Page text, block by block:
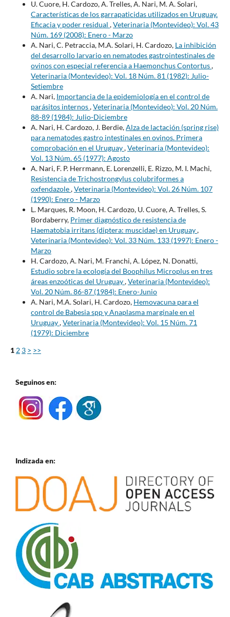
U. Cuore, H. Cardozo, A. Trelles, A. Nari, M. A. Solari,
Características de los garrapaticidas utilizados en Uruguay.
Eficacia y poder residual ,Veterinaria (Montevideo): Vol. 43
Núm. 169 (2008): Enero - Marzo
A. Nari, C. Petraccia, M.A. Solari, H. Cardozo, La inhibición
del desarrollo larvario en nematodes gastrointestinales de
ovinos con especial referencia a Haemonchus Contortus,
Veterinaria (Montevideo): Vol. 18 Núm. 81 (1982): Julio-
Setiembre
A. Nari, Importancia de la epidemiología en el control de
parásitos internos,Veterinaria (Montevideo): Vol. 20 Núm.
88-89 (1984): Julio-Diciembre
A. Nari, H. Cardozo, J. Berdie,Alza de lactación (spring rise)
para nematodes gastro intestinales en ovinos. Primera
comprobación en el Uruguay,Veterinaria (Montevideo):
Vol. 13 Núm. 65 (1977): Agosto
A. Nari, F. P. Herrmann, E. Lorenzelli, E. Rizzo, M. I. Machi,
Resistencia de Trichostrongylus colubriformes a
oxfendazole,Veterinaria (Montevideo): Vol. 26 Núm. 107
(1990): Enero - Marzo
L. Marques, R. Moon, H. Cardozo, U. Cuore, A. Trelles, S.
Bordaberry, Primer diagnóstico de resistencia de
Haematobia irritans (diptera: muscidae) en Uruguay,
Veterinaria (Montevideo): Vol. 33 Núm. 133 (1997): Enero -
Marzo
H. Cardozo, A. Nari, M. Franchi, A. López, N. Donatti,
Estudio sobre la ecología del Boophilus Microplus en tres
áreas enzoóticas del Uruguay,Veterinaria (Montevideo):
Vol. 20 Núm. 86-87 (1984): Enero-Junio
A. Nari, M.A. Solari, H. Cardozo, Hemovacuna para el
control de Babesia spp y Anaplasma marginale en el
Uruguay,Veterinaria (Montevideo): Vol. 15 Núm. 71
(1979): Diciembre
1 2 3 > >>
Seguinos en:
Indizada en: